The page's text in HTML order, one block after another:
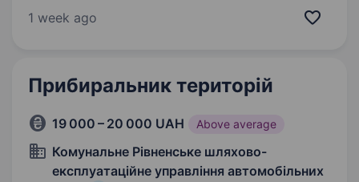
доріг, команда професіоналів, які дбають про
1 week ago
Прибиральник територій
19 000 – 20 000 UAH Above average
Комунальне Рівненське шляхово-
експлуатаційне управління автомобільних